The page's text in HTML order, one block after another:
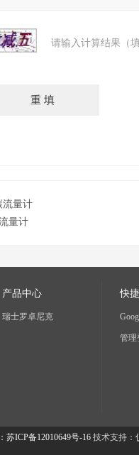
请输入计算结果（
流量计
量计
产品中心
瑞士罗卓尼克
快
管理
苏ICP备12010649号-16技术支持：